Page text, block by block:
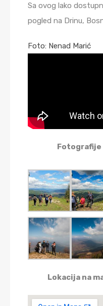
Sa ovog lako
pogled na Drinu,
Foto: Nenad Marić
Fotografije
Lokacija na